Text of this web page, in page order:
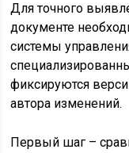
Для точного
документе
системы
фиксируются
автора изменений.
Первый шаг –